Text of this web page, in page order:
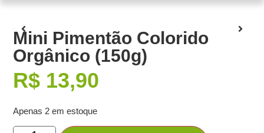
Mini Pimentão Colorido
Orgânico (150g)
R$ 13,90
Apenas 2 em estoque